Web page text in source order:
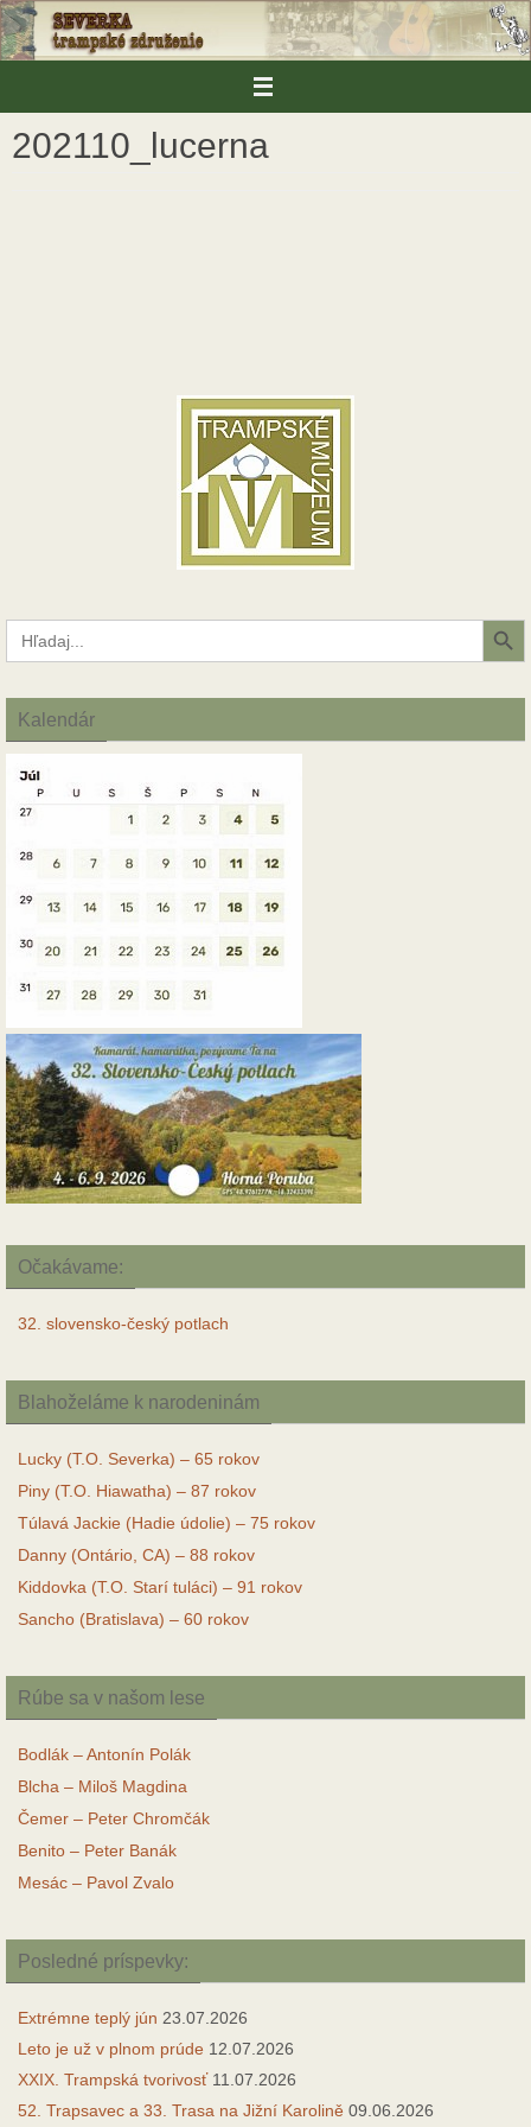
Skip
to
content
202110_lucerna
Search
for:
Search Button
Kalendár
Očakávame:
32. slovensko-český potlach
Blahoželáme k narodeninám
Lucky (T.O. Severka) – 65 rokov
Piny (T.O. Hiawatha) – 87 rokov
Túlavá Jackie (Hadie údolie) – 75 rokov
Danny (Ontário, CA) – 88 rokov
Kiddovka (T.O. Starí tuláci) – 91 rokov
Sancho (Bratislava) – 60 rokov
Rúbe sa v našom lese
Bodlák – Antonín Polák
Blcha – Miloš Magdina
Čemer – Peter Chromčák
Benito – Peter Banák
Mesác – Pavol Zvalo
Posledné príspevky:
Extrémne teplý jún 23.07.2026
Leto je už v plnom prúde 12.07.2026
XXIX. Trampská tvorivosť 11.07.2026
52. Trapsavec a 33. Trasa na Jižní Karolině 09.06.2026